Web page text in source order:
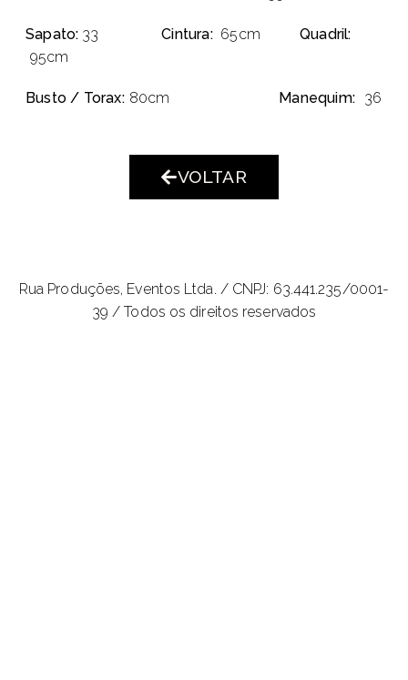
Sapato: 33 Cintura: 65cm
Quadril:
95cm
Busto / Torax: 80cm Manequim: 36
VOLTAR
Rua Produções, Eventos Ltda. / CNPJ: 63.441.235/0001-
39 / Todos os direitos reservados